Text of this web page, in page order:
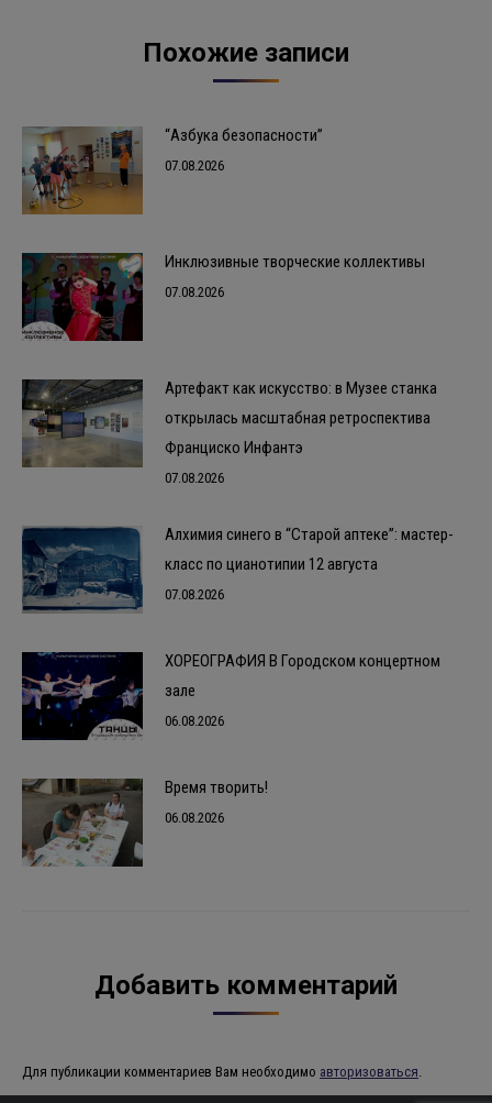
Похожие записи
“Азбука безопасности”
07.08.2026
Инклюзивные творческие коллективы
07.08.2026
Артефакт как искусство: в Музее станка
открылась масштабная ретроспектива
Франциско Инфантэ
07.08.2026
Алхимия синего в “Старой аптеке”: мастер-
класс по цианотипии 12 августа
07.08.2026
ХОРЕОГРАФИЯ В Городском концертном
зале
06.08.2026
Время творить!
06.08.2026
Добавить комментарий
Для публикации комментариев Вам необходимо авторизоваться.